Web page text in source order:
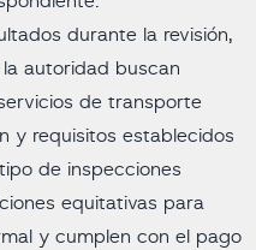
durante la revisión,
autoridad buscan
de transporte
y requisitos establecidos
de inspecciones
equitativas para
y cumplen con el pago